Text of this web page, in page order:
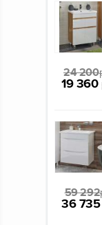
24 200
19 360
59 292
36 735